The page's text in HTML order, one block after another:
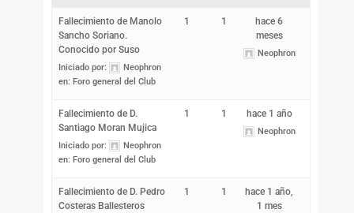
Fallecimiento de Manolo
Sancho Soriano.
Conocido por Suso
Iniciado por:
Neophron
en: Foro general del Club
1 1
hace 6
meses
Neophron
Fallecimiento de D.
Santiago Moran Mujica
Iniciado por:
Neophron
en: Foro general del Club
1 1 hace 1 año
Neophron
Fallecimiento de D. Pedro
Costeras Ballesteros
1 1
hace 1 año,
1 mes